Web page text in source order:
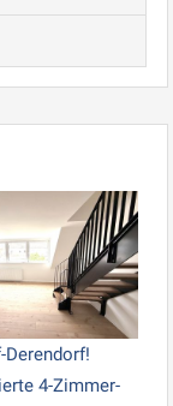
Derendorf!
4-Zimmer-